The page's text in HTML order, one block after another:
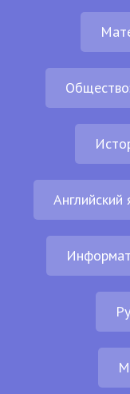
Английский